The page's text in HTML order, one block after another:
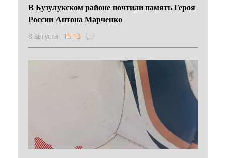
В Бузулукском районе почтили память Героя
России Антона Марченко
8 августа 15:13